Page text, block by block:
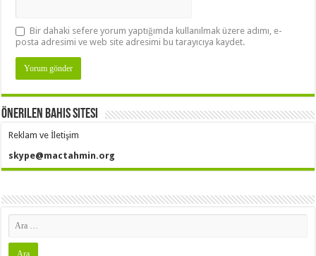
Bir dahaki sefere yorum yaptığımda kullanılmak üzere adımı, e-
posta adresimi ve web site adresimi bu tarayıcıya kaydet.
Önerilen Bahis Sitesi
Reklam ve İletişim
skype@mactahmin.org